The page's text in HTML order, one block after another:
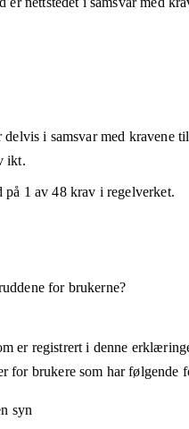
delvis i samsvarmed kravene
ikt.
på 1 av48krav i regelverket.
for brukerne?
er registrert i denne
for brukere som har følgende
syn